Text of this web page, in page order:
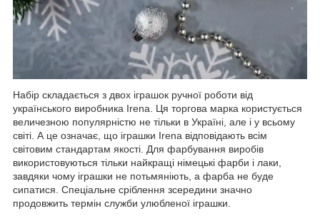
Набір складається з двох іграшок ручної роботи від
українського виробника Irena. Ця торгова марка користується
величезною популярністю не тільки в Україні, але і у всьому
світі. А це означає, що іграшки Irena відповідають всім
світовим стандартам якості. Для фарбування виробів
використовуються тільки найкращі німецькі фарби і лаки,
завдяки чому іграшки не потьмяніють, а фарба не буде
сипатися. Спеціальне сріблення зсередини значно
продовжить термін служби улюбленої іграшки.